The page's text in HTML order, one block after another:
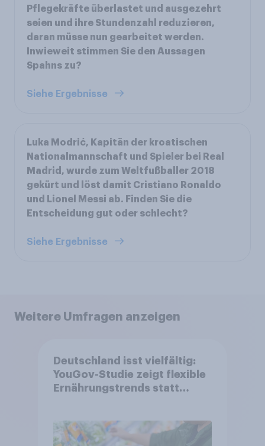
Pflegekräfte überlastet und ausgezehrt
seien und ihre Stundenzahl reduzieren,
daran müsse nun gearbeitet werden.
Inwieweit stimmen Sie den Aussagen
Spahns zu?
Siehe Ergebnisse
Luka Modrić, Kapitän der kroatischen
Nationalmannschaft und Spieler bei Real
Madrid, wurde zum Weltfußballer 2018
gekürt und löst damit Cristiano Ronaldo
und Lionel Messi ab. Finden Sie die
Entscheidung gut oder schlecht?
Siehe Ergebnisse
Weitere Umfragen anzeigen
Deutschland isst vielfältig:
YouGov-Studie zeigt flexible
Ernährungstrends statt